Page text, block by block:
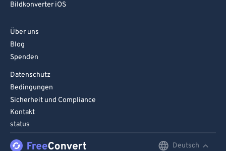
Bildkonverter iOS
Über uns
Blog
Spenden
Datenschutz
Bedingungen
Sicherheit und Compliance
Kontakt
status
Deutsch